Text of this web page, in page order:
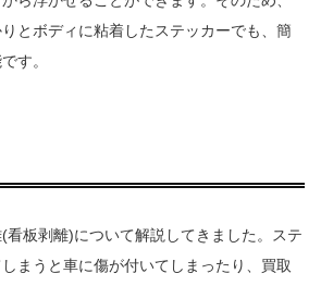
とボディに粘着したステッカーでも、簡
す。
看板剥離)について解説してきました。ステ
まうと車に傷が付いてしまったり、買取